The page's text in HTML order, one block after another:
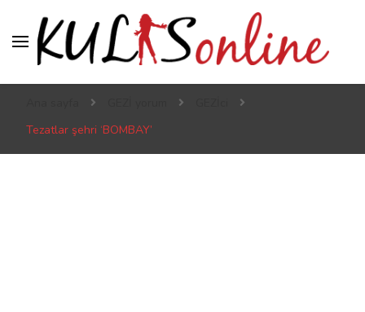
Kulis online
Kulis’ten geçmeden sahneye çıkılmaz
Tezatlar şehri ‘BOMBAY’